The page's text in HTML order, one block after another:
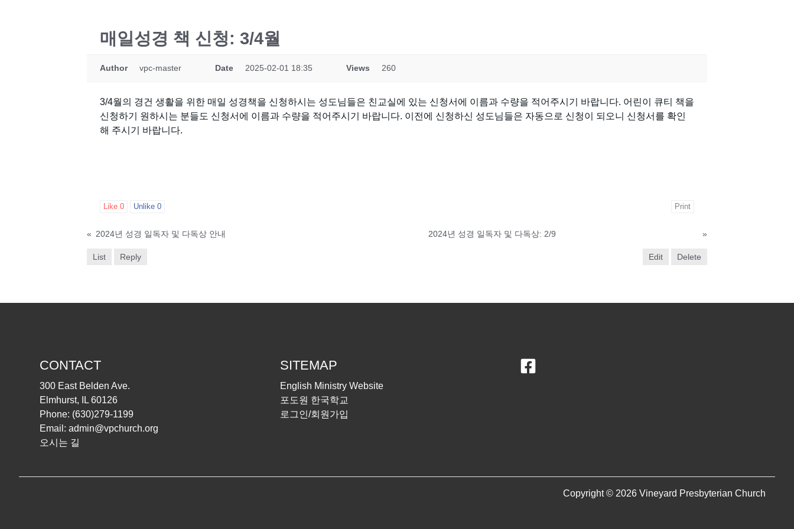
매일성경 책 신청: 3/4월
Author vpc-master Date 2025-02-01 18:35 Views 260
3/4월의 경건 생활을 위한 매일 성경책을 신청하시는 성도님들은 친교실에 있는 신청서에 이름과 수량을 적어주시기 바랍니다. 어린이 큐티 책을
신청하기 원하시는 분들도 신청서에 이름과 수량을 적어주시기 바랍니다. 이전에 신청하신 성도님들은 자동으로 신청이 되오니 신청서를 확인
해 주시기 바랍니다.
Like 0 Unlike 0 Print
« 2024년 성경 일독자 및 다독상 안내 2024년 성경 일독자 및 다독상: 2/9 »
List Reply Edit Delete
CONTACT
300 East Belden Ave.
Elmhurst, IL 60126
Phone: (630)279-1199
Email: admin@vpchurch.org
오시는 길
SITEMAP
English Ministry Website
포도원 한국학교
로그인/회원가입
Copyright © 2026 Vineyard Presbyterian Church